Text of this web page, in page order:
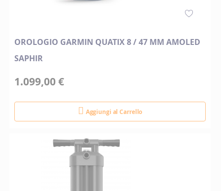
OROLOGIO GARMIN QUATIX 8 / 47 MM AMOLED
SAPHIR
1.099,00 €
Aggiungi al Carrello